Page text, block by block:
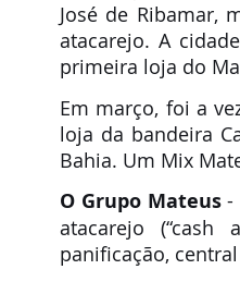
José de Ribamar,
atacarejo. A
primeira loja do
Em março, foi a
loja da bandeira
Bahia. Um Mix
O Grupo Mateus -
atacarejo (“cash
panificação,